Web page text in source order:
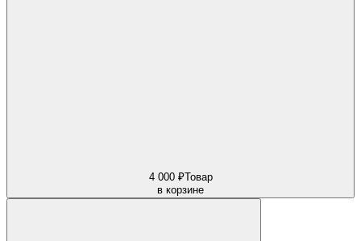
4 000 ₽Товар
в корзине